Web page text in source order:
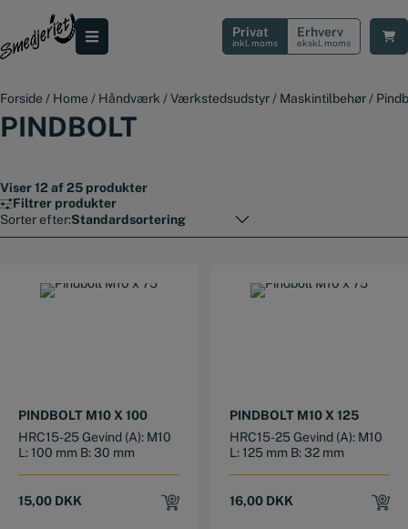
indholdet
Privat
inkl. moms
Erhverv
ekskl. moms
Forside / Home / Håndværk /Værkstedsudstyr / Maskintilbehør /
PINDBOLT
Viser 12 af 25 produkter
Filtrer produkter
Sorter efter:
PINDBOLT M10 X 100
HRC15-25 Gevind (A): M10
L: 100 mm B: 30 mm
15,00 DKK
PINDBOLT M10 X 125
HRC15-25 Gevind (A): M10
L: 125 mm B: 32 mm
16,00 DKK